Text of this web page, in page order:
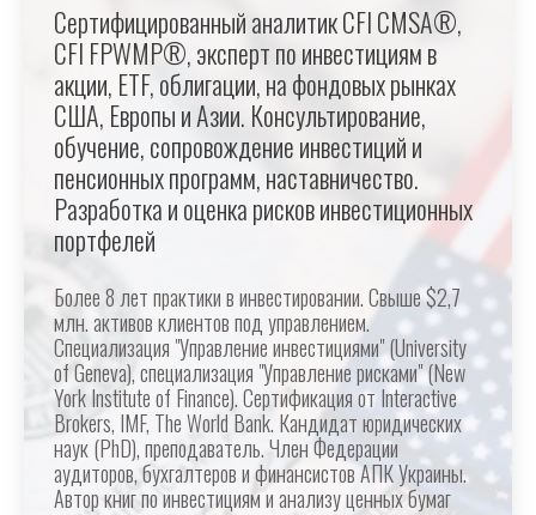
Сертифицированный аналитик CFI CMSA®,
CFI FPWMP®, эксперт по инвестициям в
акции, ETF, облигации, на фондовых рынках
США, Европы и Азии. Консультирование,
обучение, сопровождение инвестиций и
пенсионных программ, наставничество.
Разработка и оценка рисков инвестиционных
портфелей
Более 8 лет практики в инвестировании. Свыше $2,7
млн. активов клиентов под управлением.
Специализация "Управление инвестициями" (University
of Geneva), специализация "Управление рисками" (New
York Institute of Finance). Сертификация от Interactive
Brokers, IMF, The World Bank. Кандидат юридических
наук (PhD), преподаватель. Член Федерации
аудиторов, бухгалтеров и финансистов АПК Украины.
Автор книг по инвестициям и анализу ценных бумаг